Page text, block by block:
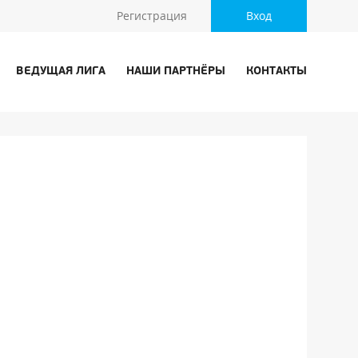
Вход
Регистрация
ВЕДУЩАЯ ЛИГА НАШИ ПАРТНЁРЫ КОНТАКТЫ